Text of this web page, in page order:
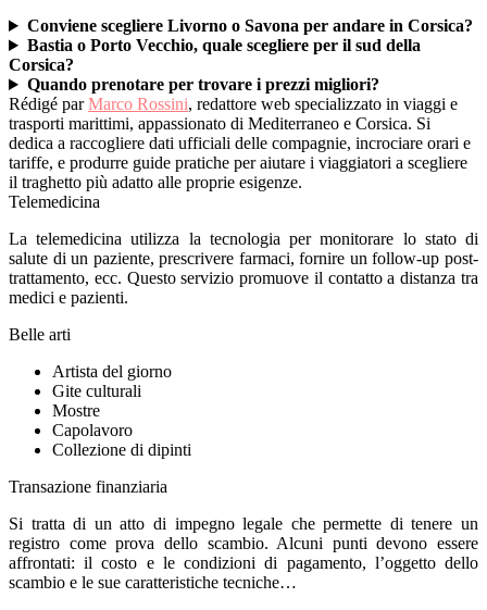
Conviene scegliere Livorno o Savona per andare in Corsica?
Bastia o Porto Vecchio, quale scegliere per il sud della
Corsica?
Quando prenotare per trovare i prezzi migliori?
Rédigé parMarco Rossini, redattore web specializzato in viaggi e
trasporti marittimi, appassionato di Mediterraneo e Corsica. Si
dedica a raccogliere dati ufficiali delle compagnie, incrociare orari e
tariffe, e produrre guide pratiche per aiutare i viaggiatori a scegliere
il traghetto più adatto alle proprie esigenze.
Telemedicina
La telemedicina utilizza la tecnologia per monitorare lo stato di
salute di un paziente, prescrivere farmaci, fornire un follow-up post-
trattamento, ecc. Questo servizio promuove il contatto a distanza tra
medici e pazienti.
Belle arti
Artista del giorno
Gite culturali
Mostre
Capolavoro
Collezione di dipinti
Transazione finanziaria
Si tratta di un atto di impegno legale che permette di tenere un
registro come prova dello scambio. Alcuni punti devono essere
affrontati: il costo e le condizioni di pagamento, l’oggetto dello
scambio e le sue caratteristiche tecniche…